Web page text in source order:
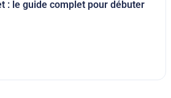
: le guide complet pour débuter